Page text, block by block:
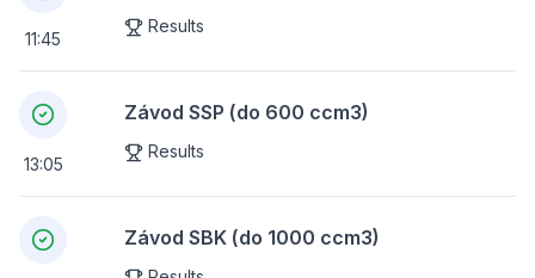
11:45
Results
13:05
Závod SSP (do 600 ccm3)
Results
Závod SBK (do 1000 ccm3)